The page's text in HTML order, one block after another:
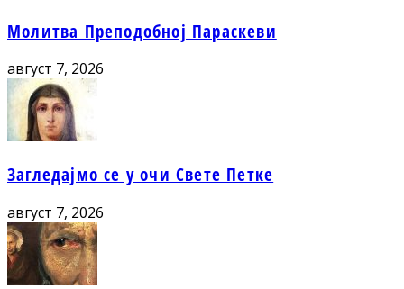
Молитва Преподобној Параскеви
август 7, 2026
Загледајмо се у очи Свете Петке
август 7, 2026